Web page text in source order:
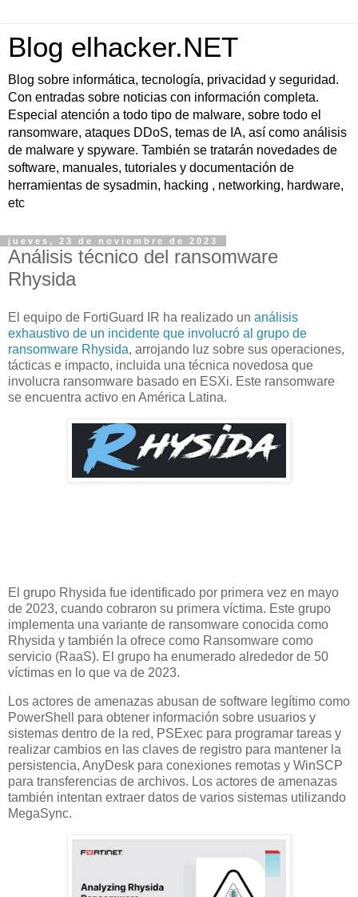
Blog elhacker.NET
Blog sobre informática, tecnología, privacidad y seguridad.
Con entradas sobre noticias con información completa.
Especial atención a todo tipo de malware, sobre todo el
ransomware, ataques DDoS, temas de IA, así como análisis
de malware y spyware. También se tratarán novedades de
software, manuales, tutoriales y documentación de
herramientas de sysadmin, hacking , networking, hardware,
etc
jueves, 23 de noviembre de 2023
Análisis técnico del ransomware
Rhysida
El equipo de FortiGuard IR ha realizado un análisis
exhaustivo de un incidente que involucró al grupo de
ransomware Rhysida, arrojando luz sobre sus operaciones,
tácticas e impacto, incluida una técnica novedosa que
involucra ransomware basado en ESXi. Este ransomware
se encuentra activo en América Latina.
El grupo Rhysida fue identificado por primera vez en mayo
de 2023, cuando cobraron su primera víctima. Este grupo
implementa una variante de ransomware conocida como
Rhysida y también la ofrece como Ransomware como
servicio (RaaS). El grupo ha enumerado alrededor de 50
víctimas en lo que va de 2023.
Los actores de amenazas abusan de software legítimo como
PowerShell para obtener información sobre usuarios y
sistemas dentro de la red, PSExec para programar tareas y
realizar cambios en las claves de registro para mantener la
persistencia, AnyDesk para conexiones remotas y WinSCP
para transferencias de archivos. Los actores de amenazas
también intentan extraer datos de varios sistemas utilizando
MegaSync.